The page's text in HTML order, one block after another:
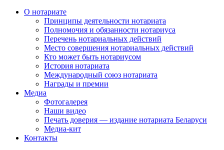
О нотариате
Принципы деятельности нотариата
Полномочия и обязанности нотариуса
Перечень нотариальных действий
Место совершения нотариальных действий
Кто может быть нотариусом
История нотариата
Международный союз нотариата
Награды и премии
Медиа
Фотогалерея
Наши видео
Печать доверия — издание нотариата Беларуси
Медиа-кит
Контакты